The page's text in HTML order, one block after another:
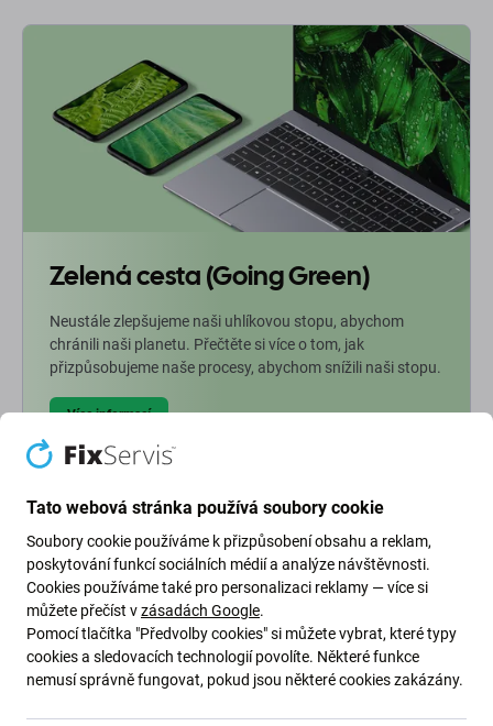
Zelená cesta (Going Green)
Neustále zlepšujeme naši uhlíkovou stopu, abychom
chránili naši planetu. Přečtěte si více o tom, jak
přizpůsobujeme naše procesy, abychom snížili naši stopu.
Více informací
Newsletter Fix
Přihlaste se na pravidelný odběr informací ohledně slev a novinek
z naší nabídky. Zároveň odesláním tohoto formuláře potvrzuji, že
mám více než 16 let
Odebírat
Tato webová stránka používá soubory cookie
Soubory cookie používáme k přizpůsobení obsahu a reklam,
poskytování funkcí sociálních médií a analýze návštěvnosti.
Cookies používáme také pro personalizaci reklamy — více si
můžete přečíst vzásadách Google.
Pomocí tlačítka "Předvolby cookies" si můžete vybrat, které typy
cookies a sledovacích technologií povolíte. Některé funkce
nemusí správně fungovat, pokud jsou některé cookies zakázány.